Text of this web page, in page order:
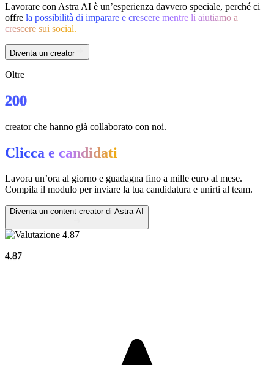
Lavorare con Astra AI è un’esperienza davvero speciale, perché ci
offre la possibilità di imparare e crescere mentre li aiutiamo a
crescere sui social.
Diventa un creator
Oltre
200
creator che hanno già collaborato con noi.
Clicca e candidati
Lavora un’ora al giorno e guadagna fino a mille euro al mese.
Compila il modulo per inviare la tua candidatura e unirti al team.
Diventa un content creator di Astra AI
4.87